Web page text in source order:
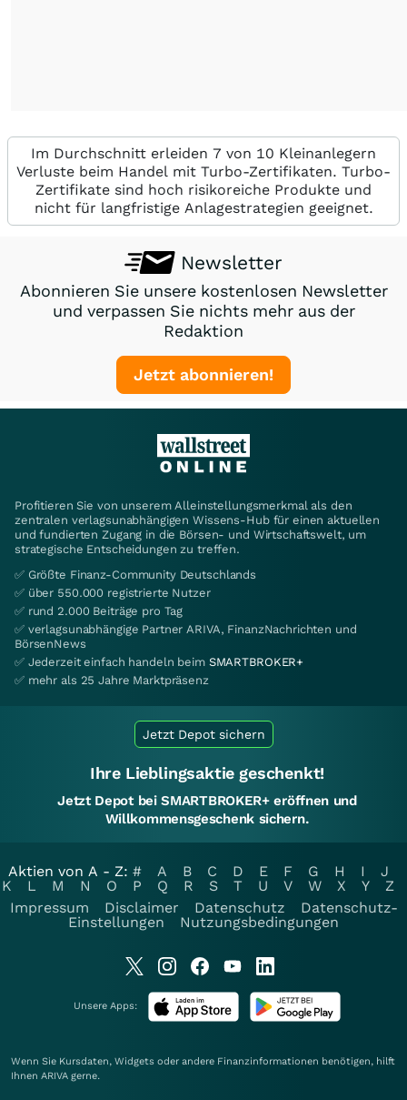
Im Durchschnitt erleiden 7 von 10 Kleinanlegern
Verluste beim Handel mit Turbo-Zertifikaten. Turbo-
Zertifikate sind hoch risikoreiche Produkte und
nicht für langfristige Anlagestrategien geeignet.
Newsletter
Abonnieren Sie unsere kostenlosen Newsletter
und verpassen Sie nichts mehr aus der
Redaktion
Jetzt abonnieren!
Profitieren Sie von unserem Alleinstellungsmerkmal als den
zentralen verlagsunabhängigen Wissens-Hub für einen aktuellen
und fundierten Zugang in die Börsen- und Wirtschaftswelt, um
strategische Entscheidungen zu treffen.
✅ Größte Finanz-Community Deutschlands
✅ über 550.000 registrierte Nutzer
✅ rund 2.000 Beiträge pro Tag
✅ verlagsunabhängige Partner ARIVA, FinanzNachrichten und
BörsenNews
✅ Jederzeit einfach handeln beim SMARTBROKER+
✅ mehr als 25 Jahre Marktpräsenz
Jetzt Depot sichern
Ihre Lieblingsaktie geschenkt!
Jetzt Depot bei SMARTBROKER+ eröffnen und
Willkommensgeschenk sichern.
Aktien von A - Z: # A B C D E F G H I
J
K
L M N O P Q R S T U V W X Y
Z
Impressum
Disclaimer Datenschutz
Datenschutz-
Einstellungen
Nutzungsbedingungen
Unsere Apps:
Wenn Sie Kursdaten, Widgets oder andere Finanzinformationen benötigen, hilft
Ihnen ARIVA gerne.